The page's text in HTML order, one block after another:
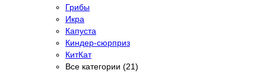
Грибы
Икра
Капуста
Киндер-сюрприз
КитКат
Все категории (21)